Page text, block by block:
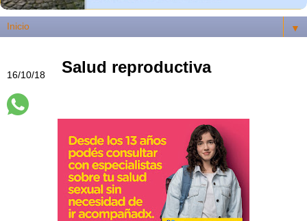
▼
16/10/18 Salud reproductiva